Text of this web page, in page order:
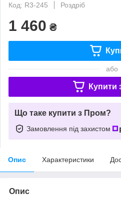
Код: R3-245
Роздріб
1 460 ₴
або
Купити
Що таке купити з Пром?
Замовлення під захистом
Опис Характеристики
Опис